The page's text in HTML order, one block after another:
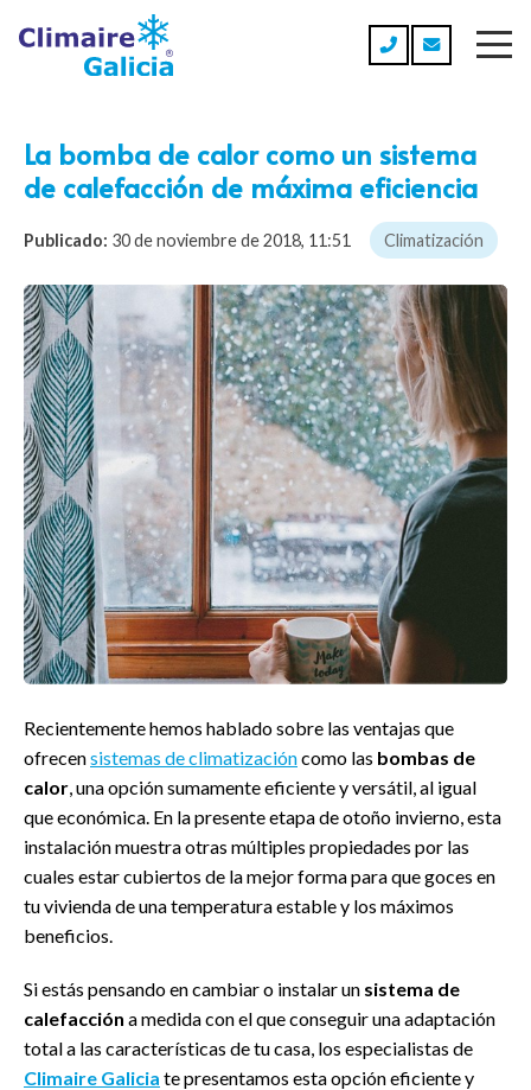
La bomba de calor como un sistema
de calefacción de máxima eficiencia
Publicado: 30 de noviembre de 2018, 11:51 Climatización
Recientemente hemos hablado sobre las ventajas que
ofrecensistemas de climatizacióncomo las bombas de
calor, una opción sumamente eficiente y versátil, al igual
que económica. En la presente etapa de otoño invierno, esta
instalación muestra otras múltiples propiedades por las
cuales estar cubiertos de la mejor forma para que goces en
tu vivienda de una temperatura estable y los máximos
beneficios.
Si estás pensando en cambiar o instalar un sistema de
calefacción a medida con el que conseguir una adaptación
total a las características de tu casa, los especialistas de
Climaire Galicia te presentamos esta opción eficiente y